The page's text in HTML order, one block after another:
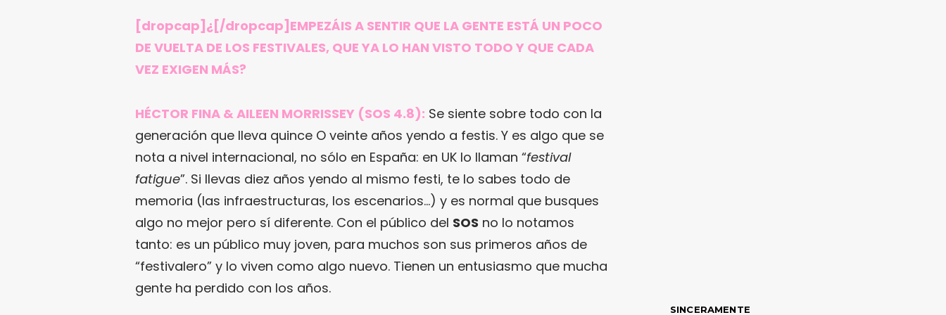
[dropcap]¿[/dropcap]EMPEZÁIS A SENTIR QUE LA GENTE ESTÁ UN POCO
DE VUELTA DE LOS FESTIVALES, QUE YA LO HAN VISTO TODO Y QUE CADA
VEZ EXIGEN MÁS?
HÉCTOR FINA & AILEEN MORRISSEY (SOS 4.8): Se siente sobre todo con la
generación que lleva quince O veinte años yendo a festis. Y es algo que se
nota a nivel internacional, no sólo en España: en UK lo llaman “festival
fatigue”. Si llevas diez años yendo al mismo festi, te lo sabes todo de
memoria (las infraestructuras, los escenarios…) y es normal que busques
algo no mejor pero sí diferente. Con el público del SOS no lo notamos
tanto: es un público muy joven, para muchos son sus primeros años de
“festivalero” y lo viven como algo nuevo. Tienen un entusiasmo que mucha
gente ha perdido con los años.
SINCERAMENTE